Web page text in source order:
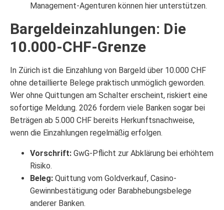
Management-Agenturen können hier unterstützen.
Bargeldeinzahlungen: Die
10.000-CHF-Grenze
In Zürich ist die Einzahlung von Bargeld über 10.000 CHF
ohne detaillierte Belege praktisch unmöglich geworden.
Wer ohne Quittungen am Schalter erscheint, riskiert eine
sofortige Meldung. 2026 fordern viele Banken sogar bei
Beträgen ab 5.000 CHF bereits Herkunftsnachweise,
wenn die Einzahlungen regelmäßig erfolgen.
Vorschrift: GwG-Pflicht zur Abklärung bei erhöhtem
Risiko.
Beleg: Quittung vom Goldverkauf, Casino-
Gewinnbestätigung oder Barabhebungsbelege
anderer Banken.